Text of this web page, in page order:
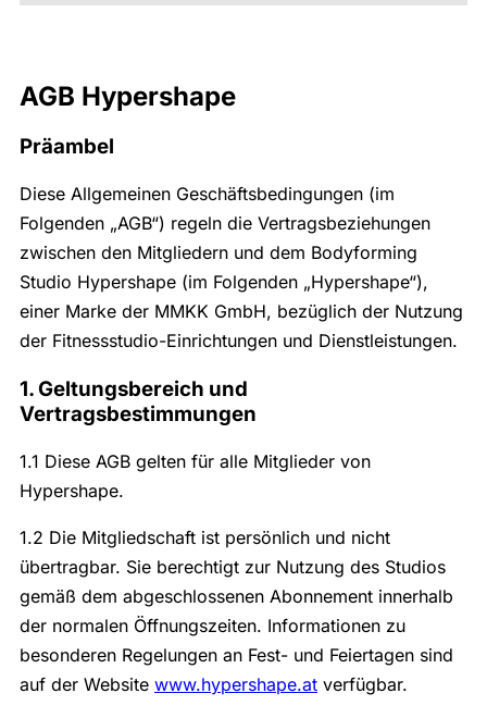
AGB Hypershape
Präambel
Diese Allgemeinen Geschäftsbedingungen (im
Folgenden „AGB“) regeln die Vertragsbeziehungen
zwischen den Mitgliedern und dem Bodyforming
Studio Hypershape (im Folgenden „Hypershape“),
einer Marke der MMKK GmbH, bezüglich der Nutzung
der Fitnessstudio-Einrichtungen und Dienstleistungen.
1. Geltungsbereich und
Vertragsbestimmungen
1.1 Diese AGB gelten für alle Mitglieder von
Hypershape.
1.2 Die Mitgliedschaft ist persönlich und nicht
übertragbar. Sie berechtigt zur Nutzung des Studios
gemäß dem abgeschlossenen Abonnement innerhalb
der normalen Öffnungszeiten. Informationen zu
besonderen Regelungen an Fest- und Feiertagen sind
auf der Website www.hypershape.at verfügbar.